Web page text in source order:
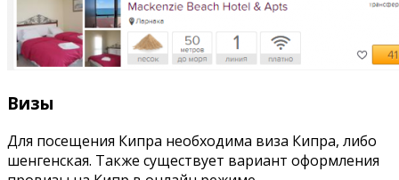
Визы
Для посещения Кипра необходима виза Кипра, либо
шенгенская. Также существует вариант оформления